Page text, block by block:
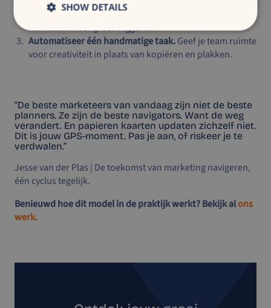
Ontwerp één eenvoudige groeicyclus.
klantactie meer groei triggeren?
Automatiseer één handmatige taak.Geef je team ruimte
voor creativiteit in plaats van kopiëren en plakken.
“De beste marketeers van vandaag zijn niet de beste
planners. Ze zijn de beste navigators. Want de weg
verandert. En papieren kaarten updaten zichzelf niet.
Dit is jouw GPS-moment. Pas je aan, of riskeer je te
verdwalen.”
Jesse van der Plas | De toekomst van marketing navigeren,
één cyclus tegelijk.
Benieuwd hoe dit model in de praktijk werkt? Bekijk alons
werk.
SHOW DETAILS